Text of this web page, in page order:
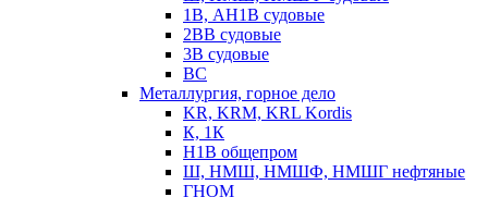
1В, АН1В судовые
2ВВ судовые
3В судовые
ВС
Металлургия, горное дело
KR, KRM, KRL Kordis
К, 1К
Н1В общепром
Ш, НМШ, НМШФ, НМШГ нефтяные
ГНОМ